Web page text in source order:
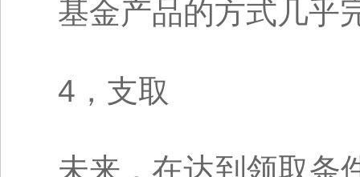
基金产品的方式几乎
4，支取
未来，在达到领取条